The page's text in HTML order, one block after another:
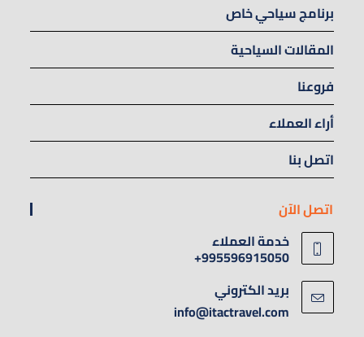
برنامج سياحي خاص
المقالات السياحية
فروعنا
أراء العملاء
اتصل بنا
اتصل الآن
خدمة العملاء
995596915050+
بريد الكتروني
info@itactravel.com